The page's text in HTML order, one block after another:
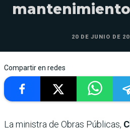
mantenimiento
20 DE JUNIO DE
Compartir en redes
La ministra de Obras Públicas,